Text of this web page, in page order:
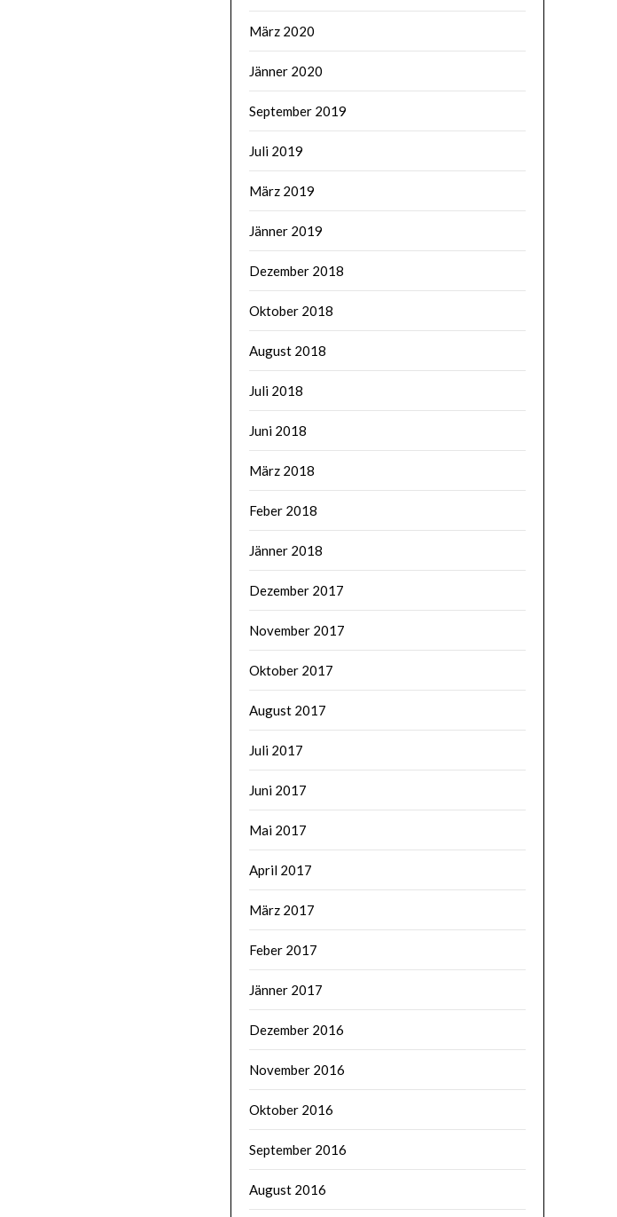
März 2020
Jänner 2020
September 2019
Juli 2019
März 2019
Jänner 2019
Dezember 2018
Oktober 2018
August 2018
Juli 2018
Juni 2018
März 2018
Feber 2018
Jänner 2018
Dezember 2017
November 2017
Oktober 2017
August 2017
Juli 2017
Juni 2017
Mai 2017
April 2017
März 2017
Feber 2017
Jänner 2017
Dezember 2016
November 2016
Oktober 2016
September 2016
August 2016